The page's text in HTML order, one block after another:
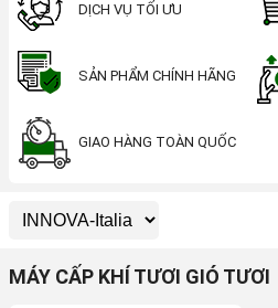
DỊCH VỤ TỐI ƯU
SẢN PHẨM CHÍNH HÃNG
GIAO HÀNG TOÀN QUỐC
MÁY CẤP KHÍ TƯƠI GIÓ TƯƠI